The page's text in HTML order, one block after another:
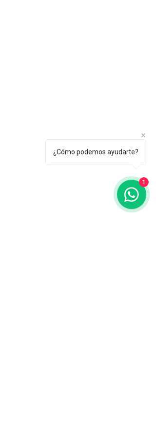
¿Cómo podemos ayudarte?
1